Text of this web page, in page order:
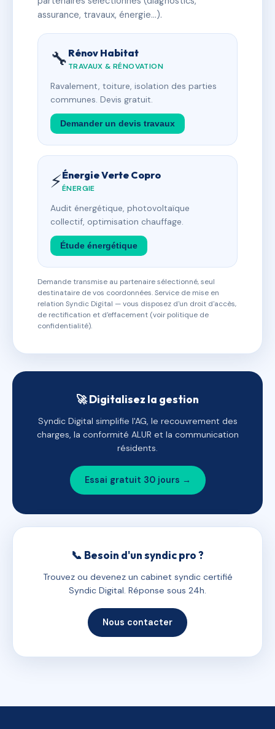
assurance, travaux, énergie…).
🔧 Rénov Habitat
TRAVAUX & RÉNOVATION
Ravalement, toiture, isolation des parties
communes. Devis gratuit.
Demander un devis travaux
⚡Énergie Verte Copro
ÉNERGIE
Audit énergétique, photovoltaïque
collectif, optimisation chauffage.
Étude énergétique
Demande transmise au partenaire sélectionné, seul
destinataire de vos coordonnées. Service de mise en
relation Syndic Digital — vous disposez d'un droit d'accès,
de rectification et d'effacement (voir politique de
confidentialité).
🚀 Digitalisez la gestion
Syndic Digital simplifie l'AG, le recouvrement des
charges, la conformité ALUR et la communication
résidents.
Essai gratuit 30 jours →
📞 Besoin d'un syndic pro ?
Trouvez ou devenez un cabinet syndic certifié
Syndic Digital. Réponse sous 24h.
Nous contacter